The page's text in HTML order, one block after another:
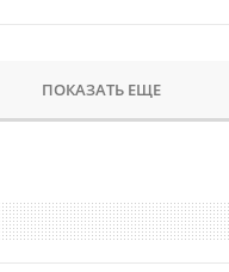
ПОКАЗАТЬ ЕЩЕ